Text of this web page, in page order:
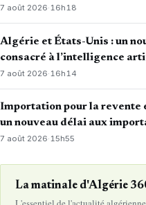
7 août 2026·16h18
Algérie et États-Unis : un
consacré à l’intelligence
7 août 2026· 16h14
Importation pour la revente
un nouveau délai aux
7 août 2026·15h55
La matinale d'Algérie